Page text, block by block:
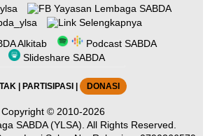
Yayasan Lembaga SABDA
Selengkapnya
Alkitab
Podcast SABDA
Slideshare SABDA
| PARTISIPASI DONASI
Copyright © 2010-2026
SABDA (YLSA). All Rights Reserved.